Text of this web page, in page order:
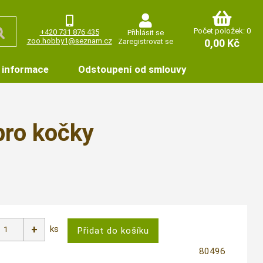
+420 731 876 435
zoo.hobby1@seznam.cz
Přihlásit se
Zaregistrovat se
Počet položek: 0
0,00 Kč
Odstoupení od smlouvy
kočky
ks
80496